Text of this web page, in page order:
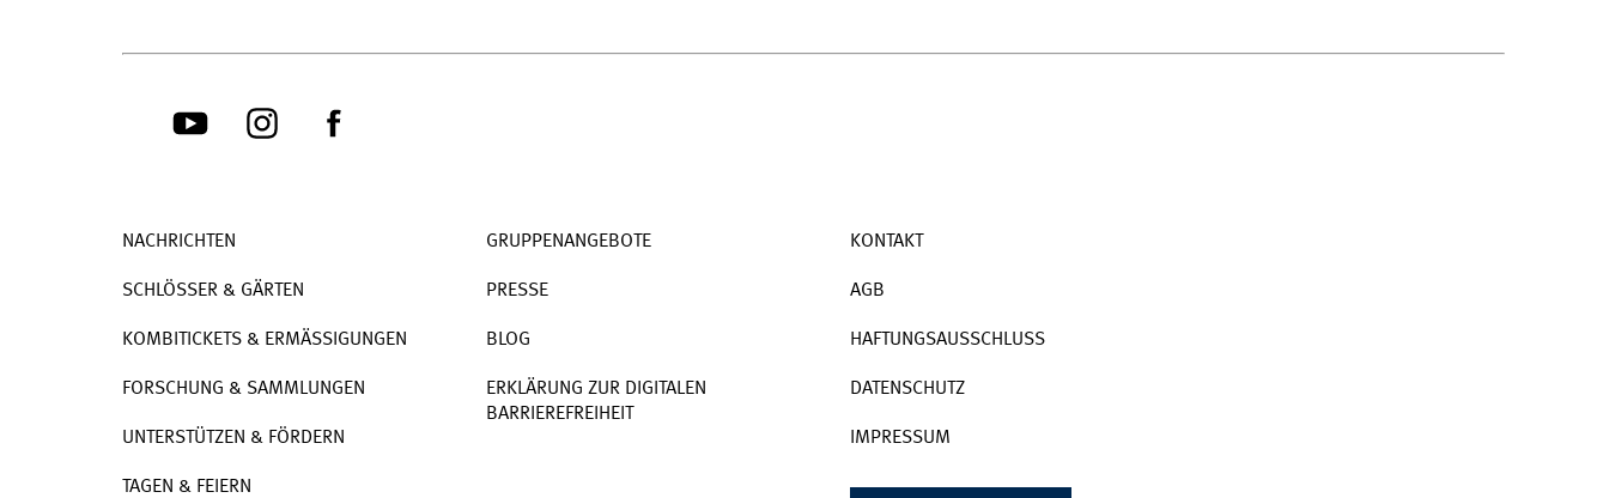
NACHRICHTEN
SCHLÖSSER & GÄRTEN
KOMBITICKETS & ERMÄSSIGUNGEN
FORSCHUNG & SAMMLUNGEN
UNTERSTÜTZEN & FÖRDERN
TAGEN & FEIERN
GRUPPENANGEBOTE
PRESSE
BLOG
ERKLÄRUNG ZUR DIGITALEN
BARRIEREFREIHEIT
KONTAKT
AGB
HAFTUNGSAUSSCHLUSS
DATENSCHUTZ
IMPRESSUM